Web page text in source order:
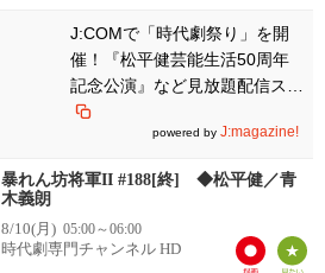
J:COMで「時代劇祭り」を開
催！『松平健芸能生活50周年
記念公演』など見放題配信スタ
ート
powered by J:magazine!
暴れん坊将軍II #188[終] ◆松平健／青
木義朗
8/10(月) 05:00～06:00
時代劇専門チャンネル HD